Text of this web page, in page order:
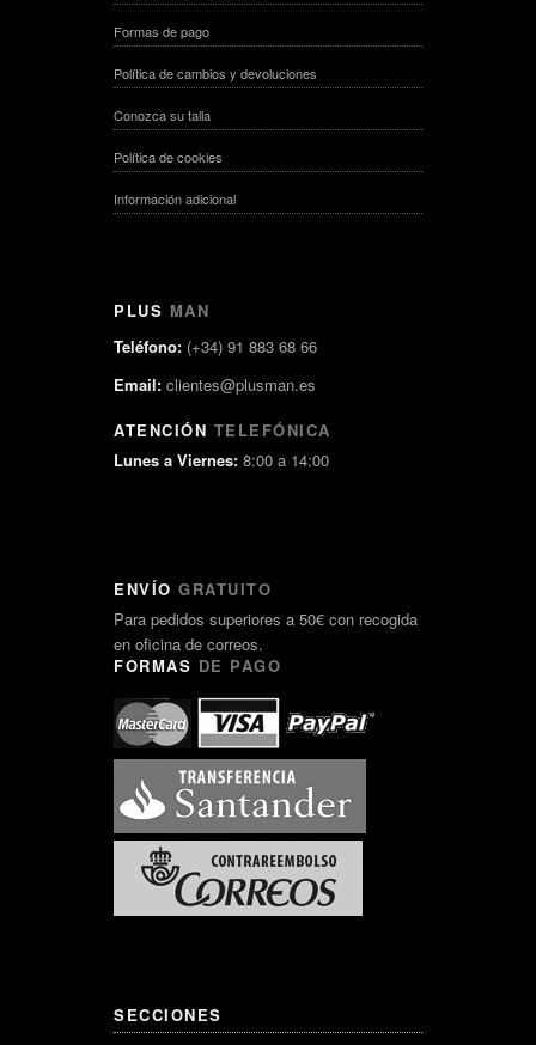
Formas de pago
Política de cambios y devoluciones
Conozca su talla
Política de cookies
Información adicional
PLUS MAN
Teléfono: (+34) 91 883 68 66
Email: clientes@plusman.es
ATENCIÓN TELEFÓNICA
Lunes a Viernes: 8:00 a 14:00
ENVÍO GRATUITO
Para pedidos superiores a 50€ con recogida
en oficina de correos.
FORMAS DE PAGO
SECCIONES